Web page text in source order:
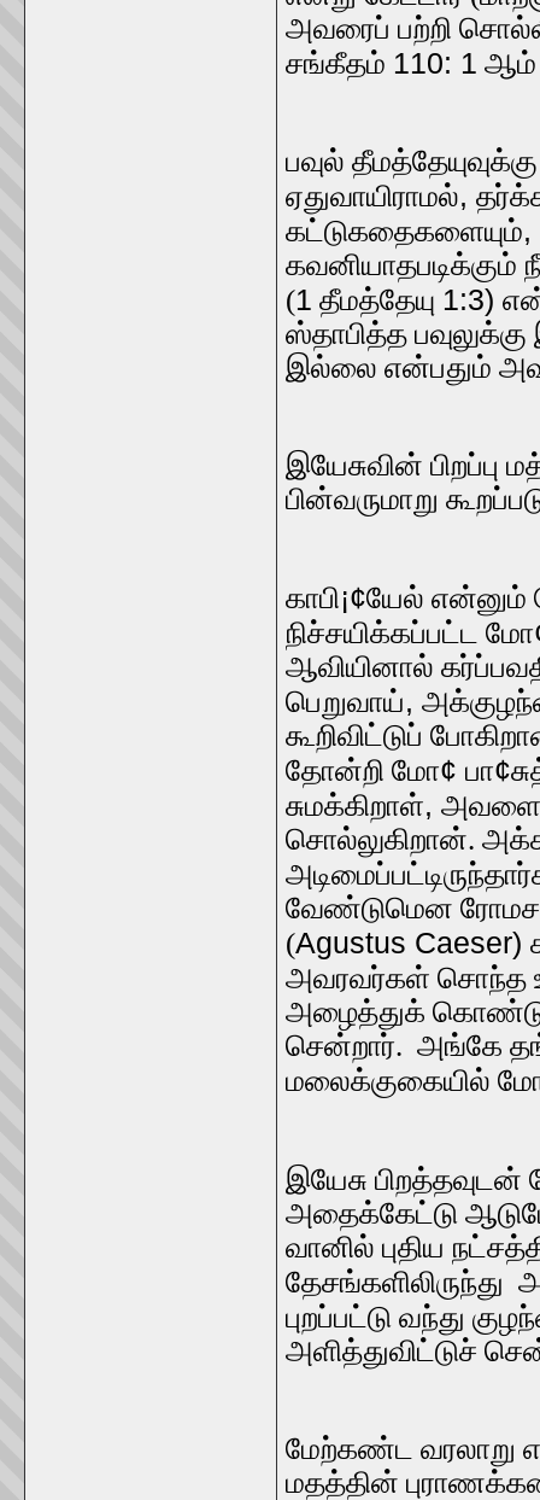
அவரைப் பற்றி
சங்கீதம் 110: 1 ஆம்
பவுல்
ஏதுவாயிராமல்,
கட்டுகதைகளையும்,
கவனியாதபடிக்கும்
(1 தீமத்தேயு 1:3)
ஸ்தாபித்த
இல்லை என்பதும்
இயேசுவின் பிறப்பு
பின்வருமாறு
காபி¡¢யேல் என்னும்
நிச்சயிக்கப்பட்ட மோ
ஆவியினால்
பெறுவாய்,
கூறிவிட்டுப்
தோன்றி மோ¢ பா¢
சுமக்கிறாள்,
சொல்லுகிறான்.
வேண்டுமென
(Agustus Caeser)
அவரவர்கள் சொந்த
அழைத்துக்
சென்றார். அங்கே
மலைக்குகையில்
இயேசு பிறத்தவுடன்
அதைக்கேட்டு
வானில் புதிய
தேசங்களிலிருந்து
புறப்பட்டு வந்து
அளித்துவிட்டுச்
மேற்கண்ட வரலாறு
மதத்தின்